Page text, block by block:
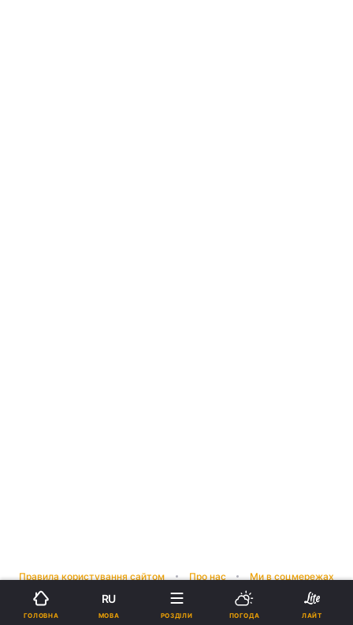
Правила користування сайтом Про нас Ми в соцмережах
Політика конфіденційності Редакційна політика
ГОЛОВНА
RU
МОВА РОЗДІЛИ ПОГОДА ЛАЙТ